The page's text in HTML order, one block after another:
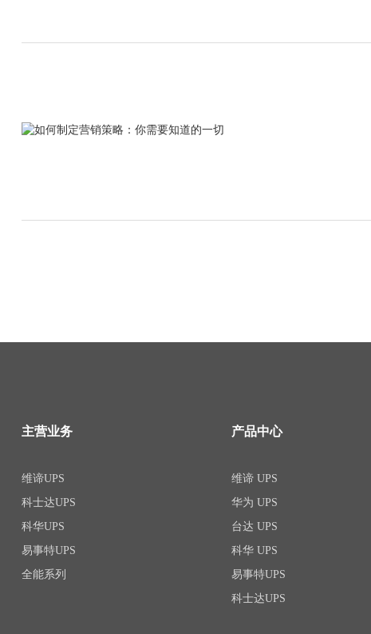
主营业务
维谛UPS
科士达UPS
科华UPS
易事特UPS
全能系列
产品中心
维谛 UPS
华为 UPS
台达 UPS
科华 UPS
易事特UPS
科士达UPS